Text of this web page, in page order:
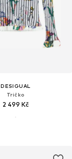
DESIGUAL
Tričko
2 499 Kč